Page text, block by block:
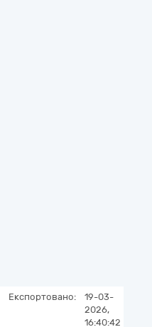
Експортовано:
19-03-
2026,
16:40:42